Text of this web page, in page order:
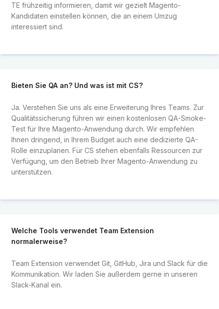
TE frühzeitig informieren, damit wir gezielt Magento-
Kandidaten einstellen können, die an einem Umzug
interessiert sind.
Bieten Sie QA an? Und was ist mit CS?
Ja. Verstehen Sie uns als eine Erweiterung Ihres Teams. Zur
Qualitätssicherung führen wir einen kostenlosen QA-Smoke-
Test für Ihre Magento-Anwendung durch. Wir empfehlen
Ihnen dringend, in Ihrem Budget auch eine dedizierte QA-
Rolle einzuplanen. Für CS stehen ebenfalls Ressourcen zur
Verfügung, um den Betrieb Ihrer Magento-Anwendung zu
unterstützen.
Welche Tools verwendet Team Extension
normalerweise?
Team Extension verwendet Git, GitHub, Jira und Slack für die
Kommunikation. Wir laden Sie außerdem gerne in unseren
Slack-Kanal ein.